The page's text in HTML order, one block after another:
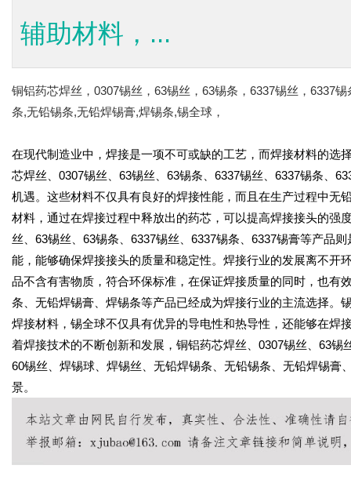
辅助材料，...
铜铝药芯焊丝，0307锡丝，63锡丝，63锡条，6337锡丝，6337
条,无铅锡条,无铅焊锡膏,焊锡条,锡全球，
在现代制造业中，焊接是一项不可或缺的工艺，而焊接材料的选
芯焊丝、0307锡丝、63锡丝、63锡条、6337锡丝、6337锡条、
机遇。这些材料不仅具有良好的焊接性能，而且在生产过程中无
材料，通过在焊接过程中释放出的药芯，可以提高焊接接头的强
丝、63锡丝、63锡条、6337锡丝、6337锡条、6337锡膏等产品
能，能够确保焊接接头的质量和稳定性。焊接行业的发展离不开
品不含有害物质，符合环保标准，在保证焊接质量的同时，也有
条、无铅焊锡膏、焊锡条等产品已经成为焊接行业的主流选择。
焊接材料，锡全球不仅具有优异的导电性和热导性，还能够在焊
着焊接技术的不断创新和发展，铜铝药芯焊丝、0307锡丝、63
60锡丝、焊锡球、焊锡丝、无铅焊锡条、无铅锡条、无铅焊锡
景。